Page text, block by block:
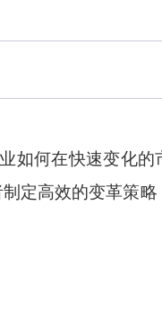
如何在快速变化的
定高效的变革策